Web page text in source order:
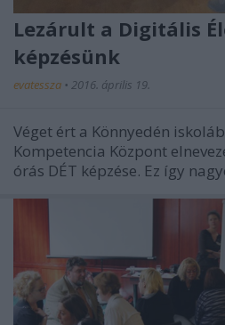
Lezárult a Digitális
képzésünk
evatessza • 2016. április 19.
Véget ért a Könnyedén
Kompetencia Központ
órás DÉT képzése. Ez így